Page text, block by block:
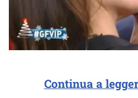
Continua a